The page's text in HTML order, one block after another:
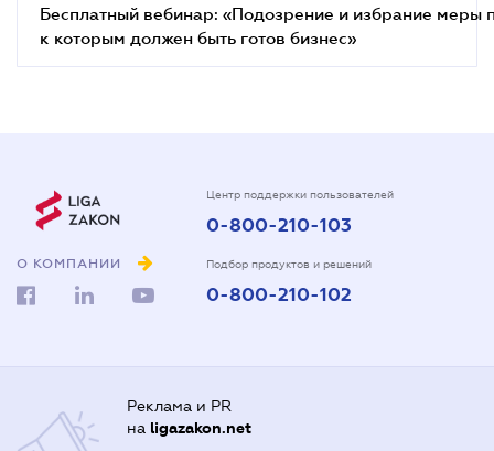
Бесплатный вебинар: «Подозрение и избрание меры
к которым должен быть готов бизнес»
О КОМПАНИИ
Центр поддержки пользователей
0-800-210-103
Подбор продуктов и решений
0-800-210-102
Реклама и PR
на ligazakon.net